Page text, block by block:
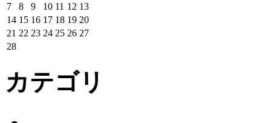
7
8 9 10 11 12 13
14 15 16 17 18 19 20
21 22 23 24 25 26 27
28
カテゴリ